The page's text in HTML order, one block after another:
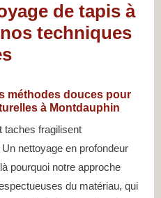
de tapis à
techniques
méthodes douces pour
à Montdauphin
taches fragilisent
nettoyage en profondeur
pourquoi notre approche
du matériau, qui